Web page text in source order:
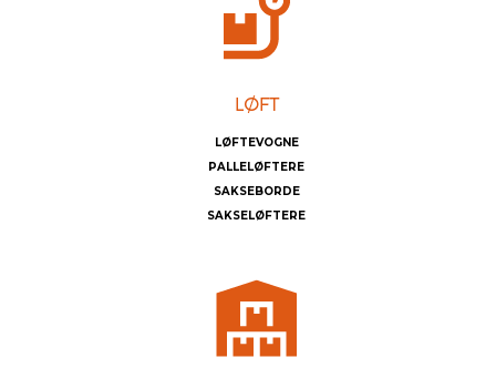
LØFTEVOGNE
PALLELØFTERE
SAKSEBORDE
SAKSELØFTERE